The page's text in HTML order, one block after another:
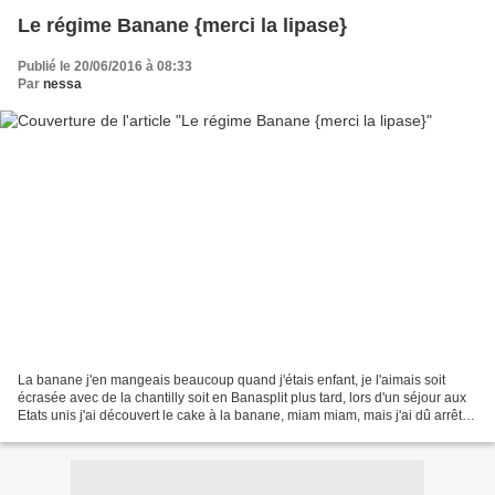
Le régime Banane {merci la lipase}
Publié le 20/06/2016 à 08:33
Par nessa
La banane j'en mangeais beaucoup quand j'étais enfant, je l'aimais soit
écrasée avec de la chantilly soit en Banasplit plus tard, lors d'un séjour aux
Etats unis j'ai découvert le cake à la banane, miam miam, mais j'ai dû arrêter